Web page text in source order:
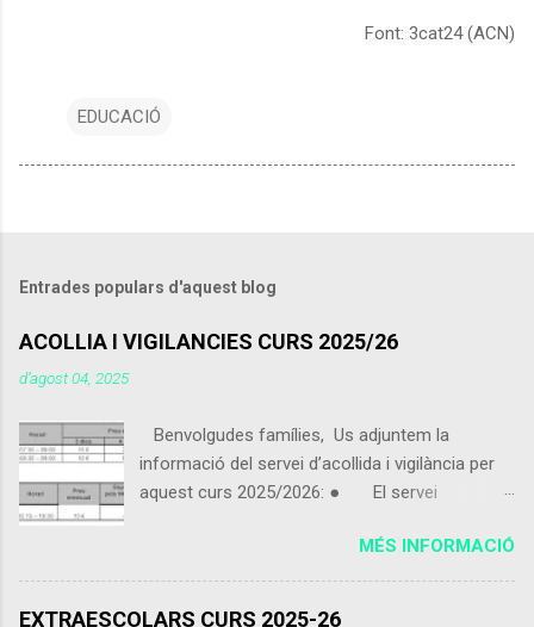
Font: 3cat24 (ACN)
EDUCACIÓ
Entrades populars d'aquest blog
ACOLLIA I VIGILANCIES CURS 2025/26
d’agost 04, 2025
Benvolgudes famílies, Us adjuntem la
informació del servei d’acollida i vigilància per
aquest curs 2025/2026: ● El servei
setembre 2025. ● Els alumnes que vinguin
de 07:30 a 09:00 podran portar alguna cosa per
esmorzar que no sigui excessiu. ● Els
MÉS INFORMACIÓ
EXTRAESCOLARS CURS 2025-26